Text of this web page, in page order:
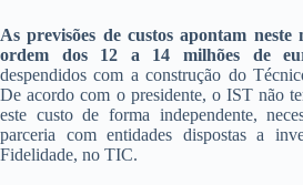
As previsões de custos apontam
ordem dos 12 a 14 milhões de
despendidos com a construção do
De acordo com o presidente, o IST não
este custo de forma independente,
parceria com entidades dispostas a
Fidelidade, no TIC.